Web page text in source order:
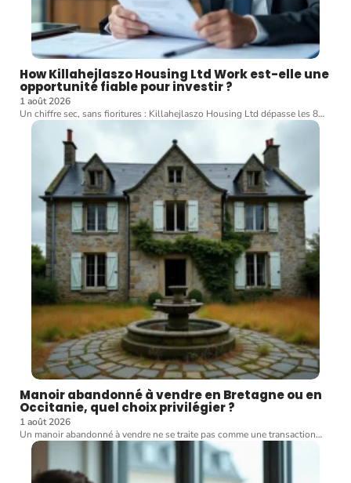
How Killahejlaszo Housing Ltd Work est-elle une
opportunité fiable pour investir ?
1 août 2026
Un chiffre sec, sans fioritures : Killahejlaszo Housing Ltd dépasse les 8…
Manoir abandonné à vendre en Bretagne ou en
Occitanie, quel choix privilégier ?
1 août 2026
Un manoir abandonné à vendre ne se traite pas comme une transaction…